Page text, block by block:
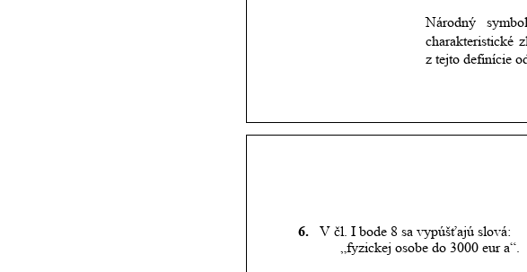
Národný symbol
charakteristické
z tejto definície
6.
V čl. I bode 8 sa vypúšťajú slová:
„fyzickej osobe do 3000 eur a“.